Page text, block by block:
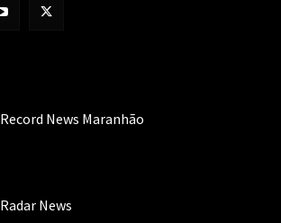
Record News Maranhão
Radar News